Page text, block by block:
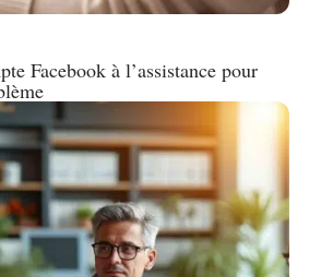
Facebook à l’assistance pour